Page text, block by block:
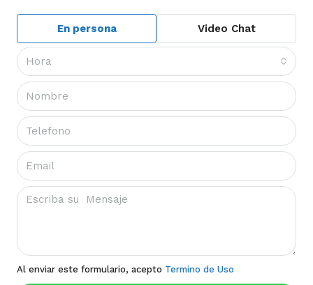
En persona Video Chat
Hora
Al enviar este formulario, acepto Termino de Uso